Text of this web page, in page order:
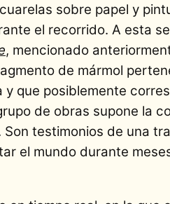
sobre papel y
el recorrido. A esta
, mencionado
de mármol
que posiblemente
de obras supone la
testimonios de una
el mundo durante